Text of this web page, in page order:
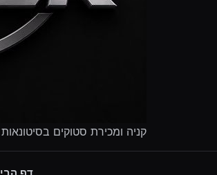
קניה ומכירת סטוקים